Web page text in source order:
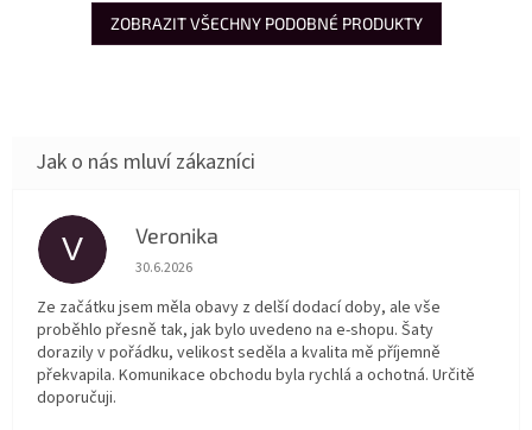
ZOBRAZIT VŠECHNY PODOBNÉ PRODUKTY
V Veronika
Hodnocení obchodu je 5 z 5 hvězdiček.
30.6.2026
Ze začátku jsem měla obavy z delší dodací doby, ale vše
proběhlo přesně tak, jak bylo uvedeno na e-shopu. Šaty
dorazily v pořádku, velikost seděla a kvalita mě příjemně
překvapila. Komunikace obchodu byla rychlá a ochotná. Určitě
doporučuji.